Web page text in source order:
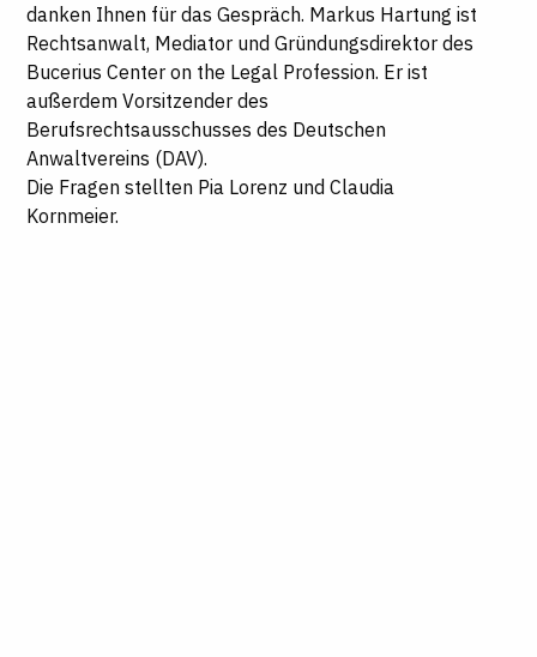
danken Ihnen für das Gespräch. Markus Hartung ist
Rechtsanwalt, Mediator und Gründungsdirektor des
Bucerius Center on the Legal Profession. Er ist
außerdem Vorsitzender des
Berufsrechtsausschusses des Deutschen
Anwaltvereins (DAV).
Die Fragen stellten Pia Lorenz und Claudia
Kornmeier.